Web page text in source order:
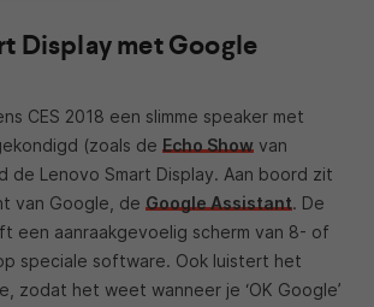
Display met Google
CES 2018 een slimme speaker met
(zoals de Echo Show van
de Lenovo Smart Display. Aan boord zit
van Google, de Google Assistant. De
een aanraakgevoelig scherm van 8- of
speciale software. Ook luistert het
zodat het weet wanneer je ‘OK Google’